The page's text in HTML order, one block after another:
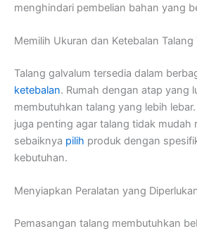
menghindari pembelian bahan yang
Memilih Ukuran dan Ketebalan Talang
Talang galvalum tersedia dalam
ketebalan. Rumah dengan atap yang
membutuhkan talang yang lebih
juga penting agar talang tidak mudah
sebaiknya pilih produk dengan
kebutuhan.
Menyiapkan Peralatan yang
Pemasangan talang membutuhkan